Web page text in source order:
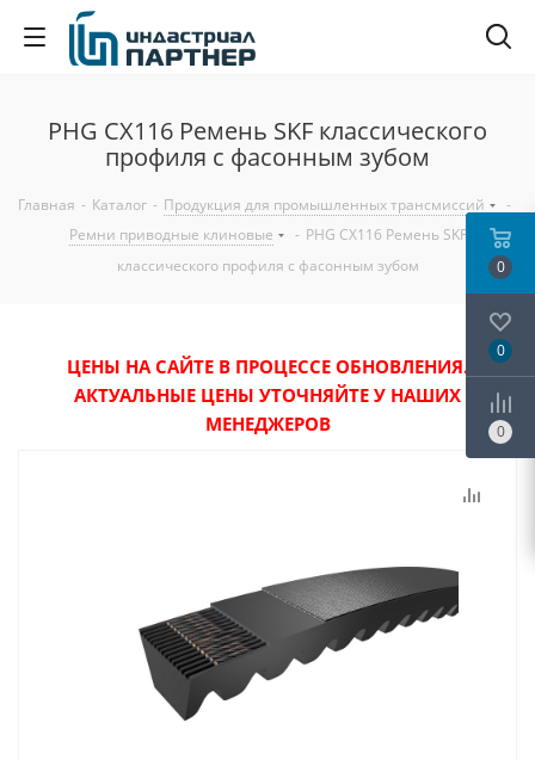
PHG CX116 Ремень SKF классического
профиля с фасонным зубом
Главная - Каталог - Продукция для промышленных трансмиссий
-
Ремни приводные клиновые
- PHG CX116 Ремень SKF
классического профиля с фасонным зубом
ЦЕНЫ НА САЙТЕ В ПРОЦЕССЕ ОБНОВЛЕНИЯ.
АКТУАЛЬНЫЕ ЦЕНЫ УТОЧНЯЙТЕ У НАШИХ
МЕНЕДЖЕРОВ
0
0
0